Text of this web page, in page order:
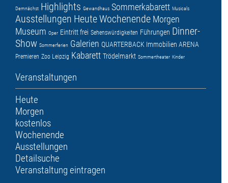
Demnächst Highlights Gewandhaus Sommerkabarett Musicals
Ausstellungen HeuteWochenende Morgen
Museum Oper Eintritt frei Sehenswürdigkeiten Führungen Dinner-
Show Sommerferien Galerien QUARTERBACK Immobilien ARENA
Premieren Zoo Leipzig Kabarett Trödelmarkt Sommertheater Kinder
Veranstaltungen
Heute
Morgen
kostenlos
Wochenende
Ausstellungen
Detailsuche
Veranstaltung eintragen